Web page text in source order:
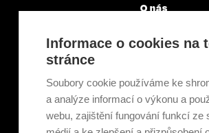
O nás
Články a novinky
GDPR & Cookies
Ekologická recyklace
Projekty EU
Intranet - Přihlášení
Přihlášení
Informace o cookies na
stránce
Soubory cookie používáme ke
a analýze informací o výkonu a
webu, zajištění fungování funkcí ze